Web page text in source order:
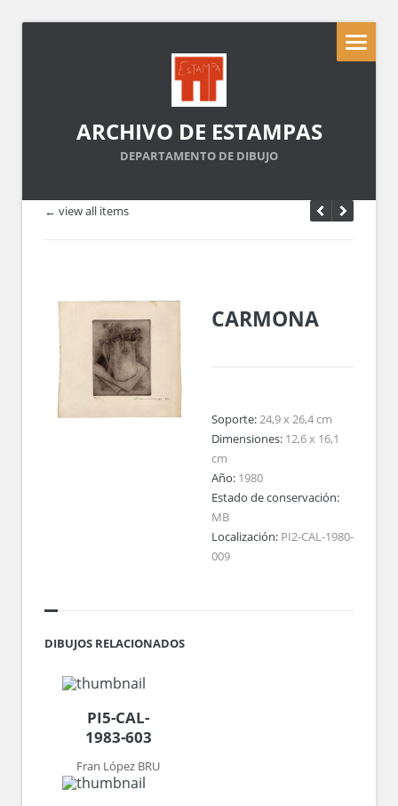
ARCHIVO DE ESTAMPAS
DEPARTAMENTO DE DIBUJO
← view all items
CARMONA
Soporte:24,9 x 26,4 cm
Dimensiones: 12,6 x 16,1
cm
Año: 1980
Estado de conservación:
MB
Localización: PI2-CAL-1980-
009
DIBUJOS RELACIONADOS
PI5-CAL-
1983-603
Fran López BRU